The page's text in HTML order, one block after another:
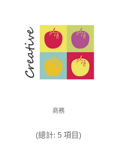
商務
(總計: 5 項目)